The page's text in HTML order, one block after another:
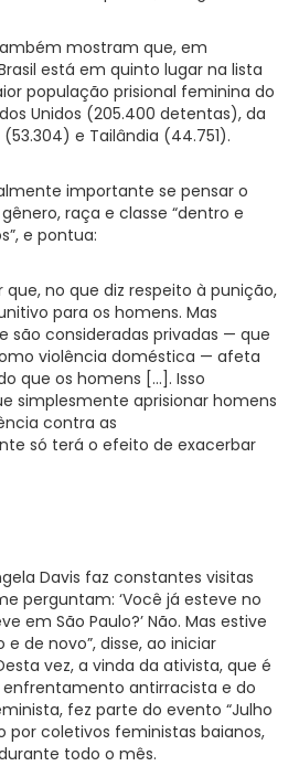
mostram que, em
está em quinto lugar na lista
população prisional feminina do
Unidos (205.400 detentas), da
(53.304) e Tailândia (44.751).
importante se pensar o
raça e classe “dentro e
e pontua:
no que diz respeito à punição,
para os homens. Mas
são consideradas privadas — que
violência doméstica — afeta
que os homens […]. Isso
simplesmente aprisionar homens
contra as
só terá o efeito de exacerbar
Davis faz constantes visitas
perguntam: ‘Você já esteve no
em São Paulo?’ Não. Mas estive
de novo”, disse, ao iniciar
vez, a vinda da ativista, que é
antirracista e do
fez parte do evento “Julho
por coletivos feministas baianos,
todo o mês.